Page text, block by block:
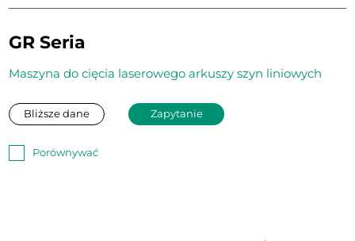
GR Seria
Maszyna do cięcia laserowego arkuszy szyn liniowych
Bliższe dane Zapytanie
Porównywać